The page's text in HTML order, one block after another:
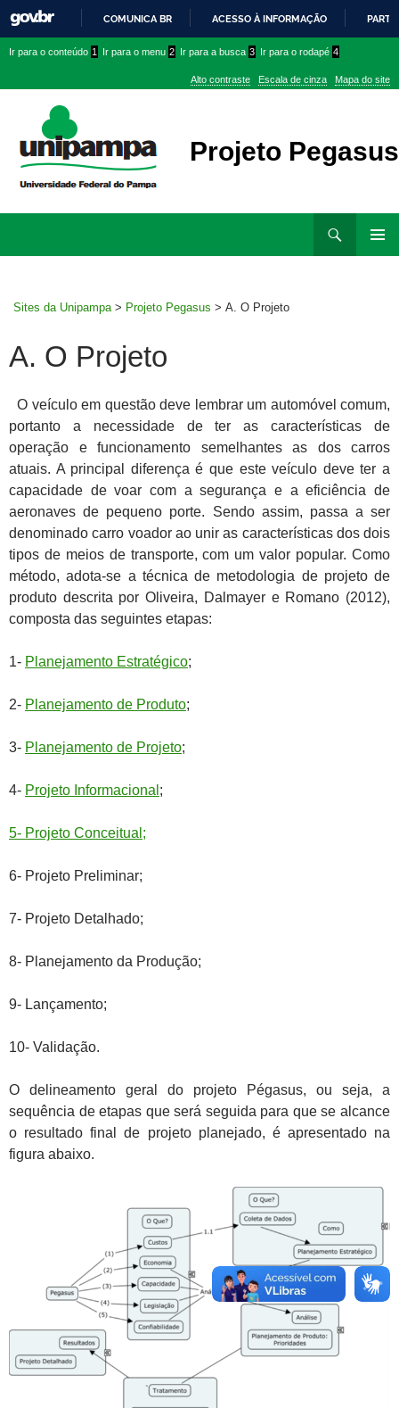
PARA
CONTEÚDO
COMUNICA BR ACESSO À INFORMAÇÃO
conteúdo
menu
superior
menu
Ir para o conteúdo 1 Ir para o menu 2 Ir para a busca 3 Ir para o rodapé 4
Alto contraste Escala de cinza Mapa do site
Projeto Pegasus
Sites da Unipampa > Projeto Pegasus > A. O Projeto
A. O Projeto
O veículo em questão deve lembrar um automóvel comum,
portanto a necessidade de ter as características de
operação e funcionamento semelhantes as dos carros
atuais. A principal diferença é que este veículo deve ter a
capacidade de voar com a segurança e a eficiência de
aeronaves de pequeno porte. Sendo assim, passa a ser
denominado carro voador ao unir as características dos dois
tipos de meios de transporte, com um valor popular. Como
método, adota-se a técnica de metodologia de projeto de
produto descrita por Oliveira, Dalmayer e Romano (2012),
composta das seguintes etapas:
1- Planejamento Estratégico;
2- Planejamento de Produto;
3- Planejamento de Projeto;
4- Projeto Informacional ;
5- Projeto Conceitual;
6- Projeto Preliminar;
7- Projeto Detalhado;
8- Planejamento da Produção;
9- Lançamento;
10- Validação.
O delineamento geral do projeto Pégasus, ou seja, a
sequência de etapas que será seguida para que se alcance
o resultado final de projeto planejado, é apresentado na
figura abaixo.